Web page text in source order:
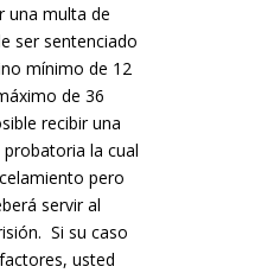
una multa de
ser sentenciado
mínimo de 12
de 36
recibir una
la cual
pero
servir al
Si su caso
usted